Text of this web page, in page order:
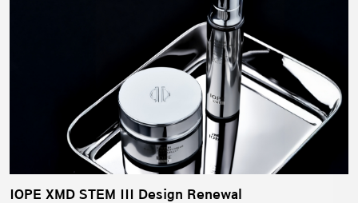
IOPE XMD STEM III Design Renewal